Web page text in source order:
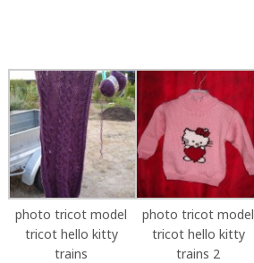
photo tricot model
tricot hello kitty
trains
photo tricot model
tricot hello kitty
trains 2